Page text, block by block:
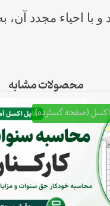
محصولات مشابه
اکسل (صفحه گسترده)